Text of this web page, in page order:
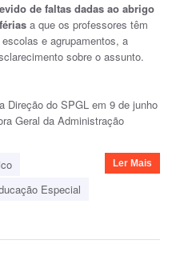
de faltas dadas ao abrigo
a que os professores têm
e agrupamentos, a
sobre o assunto.
Direção do SPGL em 9 de junho
Geral da Administração
Especial
Ler Mais